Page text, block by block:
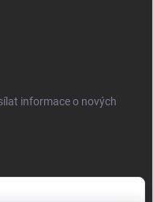
informace o nových